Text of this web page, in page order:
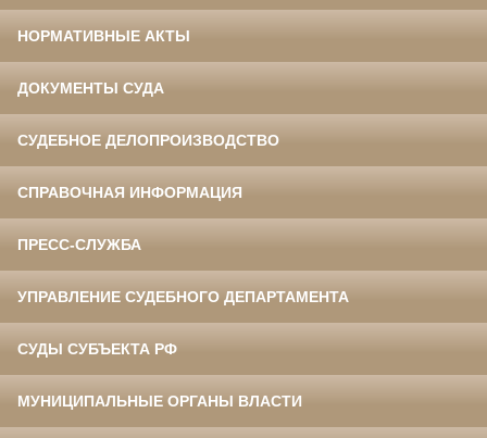
НОРМАТИВНЫЕ АКТЫ
ДОКУМЕНТЫ СУДА
СУДЕБНОЕ ДЕЛОПРОИЗВОДСТВО
СПРАВОЧНАЯ ИНФОРМАЦИЯ
ПРЕСС-СЛУЖБА
УПРАВЛЕНИЕ СУДЕБНОГО ДЕПАРТАМЕНТА
СУДЫ СУБЪЕКТА РФ
МУНИЦИПАЛЬНЫЕ ОРГАНЫ ВЛАСТИ